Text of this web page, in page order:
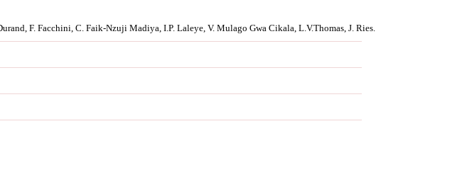
F. Facchini, C. Faik-Nzuji Madiya, I.P. Laleye, V. Mulago Gwa Cikala, L.V.Thomas, J. Ries.